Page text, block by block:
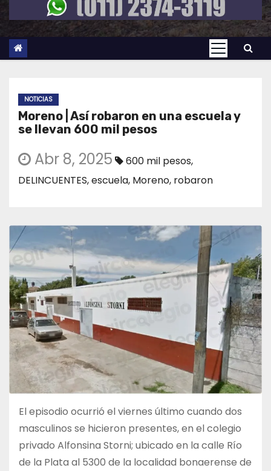
NOTICIAS
Moreno | Así robaron en una escuela y
se llevan 600 mil pesos
Abr 8, 2025 600 mil pesos,
DELINCUENTES,escuela, Moreno, robaron
El episodio ocurrió el viernes último cuando dos
masculinos se hicieron presentes, en el colegio
privado Alfonsina Storni; ubicado en la calle Río
de la Plata al 5300 de la localidad bonaerense de